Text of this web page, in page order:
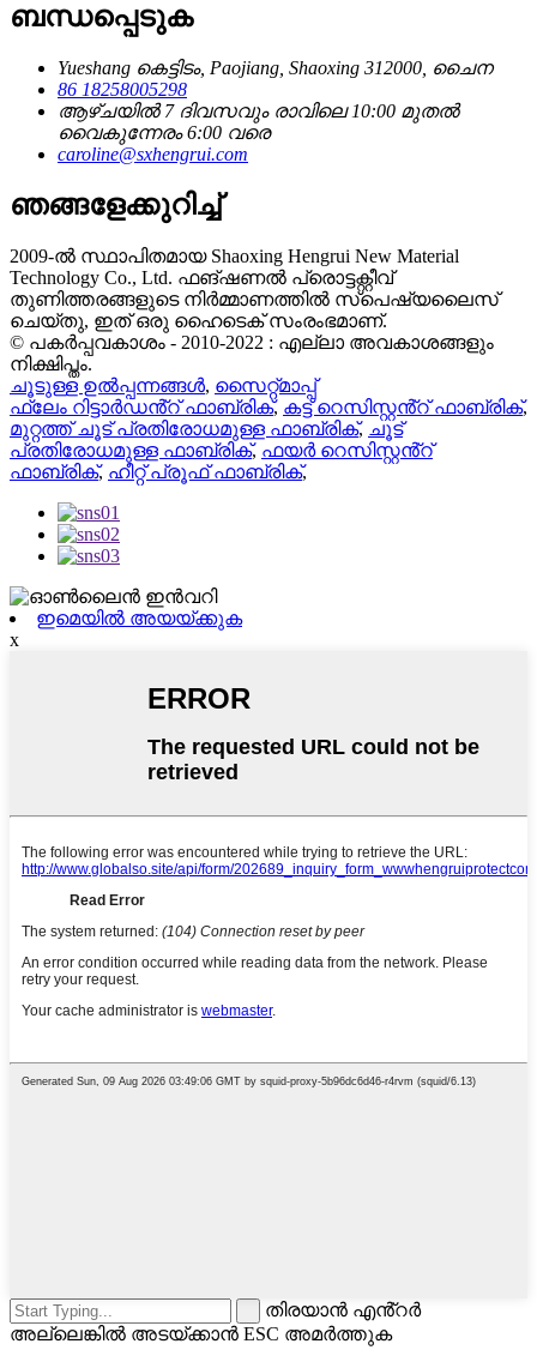
ബന്ധപ്പെടുക
Yueshang കെട്ടിടം, Paojiang, Shaoxing 312000, ചൈന
86 18258005298
ആഴ്ചയിൽ 7 ദിവസവും രാവിലെ 10:00 മുതൽ
വൈകുന്നേരം 6:00 വരെ
caroline@sxhengrui.com
ഞങ്ങളേക്കുറിച്ച്
2009-ൽ സ്ഥാപിതമായ Shaoxing Hengrui New Material
Technology Co., Ltd. ഫങ്ഷണൽ പ്രൊട്ടക്റ്റീവ്
തുണിത്തരങ്ങളുടെ നിർമ്മാണത്തിൽ സ്പെഷ്യലൈസ്
ചെയ്തു, ഇത് ഒരു ഹൈടെക് സംരംഭമാണ്.
© പകർപ്പവകാശം - 2010-2022 : എല്ലാ അവകാശങ്ങളും
നിക്ഷിപ്തം.
ചൂടുള്ള ഉൽപ്പന്നങ്ങൾ, സൈറ്റ്മാപ്പ്
ഫ്ലേം റിട്ടാർഡൻ്റ് ഫാബ്രിക്, കട്ട് റെസിസ്റ്റൻ്റ് ഫാബ്രിക്,
മുറ്റത്ത് ചൂട് പ്രതിരോധമുള്ള ഫാബ്രിക്, ചൂട്
പ്രതിരോധമുള്ള ഫാബ്രിക്, ഫയർ റെസിസ്റ്റൻ്റ്
ഫാബ്രിക്, ഹീറ്റ് പ്രൂഫ് ഫാബ്രിക്,
ഇമെയിൽ അയയ്ക്കുക
x
തിരയാൻ എൻ്റർ
അല്ലെങ്കിൽ അടയ്ക്കാൻ ESC അമർത്തുക